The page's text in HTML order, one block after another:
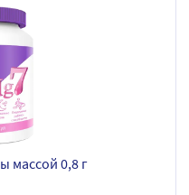
массой 0,8 г